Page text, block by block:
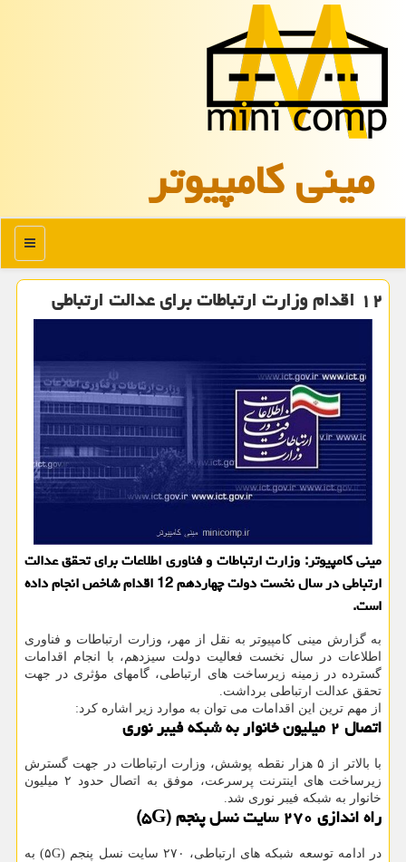
مینی كامپیوتر
منو
۱۲ اقدام وزارت ارتباطات برای عدالت ارتباطی
مینی کامپیوتر: وزارت ارتباطات و فناوری اطلاعات برای تحقق عدالت
ارتباطی در سال نخست دولت چهاردهم 12 اقدام شاخص انجام داده
است.
به گزارش مینی کامپیوتر به نقل از مهر، وزارت ارتباطات و فناوری
اطلاعات در سال نخست فعالیت دولت سیزدهم، با انجام اقدامات
گسترده در زمینه زیرساخت های ارتباطی، گامهای مؤثری در جهت
تحقق عدالت ارتباطی برداشت.
از مهم ترین این اقدامات می توان به موارد زیر اشاره کرد:
اتصال ۲ میلیون خانوار به شبکه فیبر نوری
با بالاتر از ۵ هزار نقطه پوشش، وزارت ارتباطات در جهت گسترش
زیرساخت های اینترنت پرسرعت، موفق به اتصال حدود ۲ میلیون
خانوار به شبکه فیبر نوری شد.
راه اندازی ۲۷۰ سایت نسل پنجم (۵G)
در ادامه توسعه شبکه های ارتباطی، ۲۷۰ سایت نسل پنجم (۵G) به